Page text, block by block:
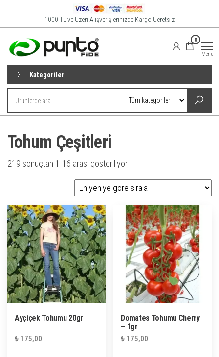
1000 TL ve Üzeri Alışverişlerinizde Kargo Ücretsiz
0
Menü
Kategoriler
Tohum Çeşitleri
219 sonuçtan 1-16 arası gösteriliyorEn
göre
sıralandı
Ayçiçek Tohumu 20gr
₺ 175,00
Domates Tohumu Cherry
– 1gr
₺ 175,00